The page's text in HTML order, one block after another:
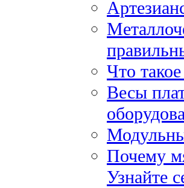
Что
Весы
Почему
Узнайте